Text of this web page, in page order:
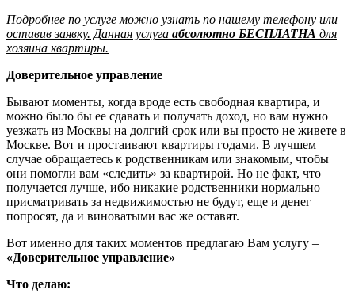
Подробнее по услуге можно узнать по нашему телефону или
оставив заявку. Данная услуга абсолютно БЕСПЛАТНА для
хозяина квартиры.
Доверительное управление
Бывают моменты, когда вроде есть свободная квартира, и
можно было бы ее сдавать и получать доход, но вам нужно
уезжать из Москвы на долгий срок или вы просто не живете в
Москве. Вот и простаивают квартиры годами. В лучшем
случае обращаетесь к родственникам или знакомым, чтобы
они помогли вам «следить» за квартирой. Но не факт, что
получается лучше, ибо никакие родственники нормально
присматривать за недвижимостью не будут, еще и денег
попросят, да и виноватыми вас же оставят.
Вот именно для таких моментов предлагаю Вам услугу –
«Доверительное управление»
Что делаю: